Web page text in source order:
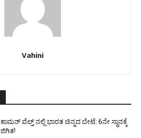
Vahini
ಕಾಮನ್ ವೆಲ್ತ್ ನಲ್ಲಿ ಭಾರತ ಚಿನ್ನದ ಬೇಟೆ: 6ನೇ ಸ್ಥಾನಕ್ಕೆ
ಜಿಗಿತ!